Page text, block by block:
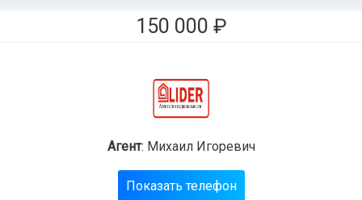
150 000 ₽
Агент: Михаил Игоревич
Показать телефон